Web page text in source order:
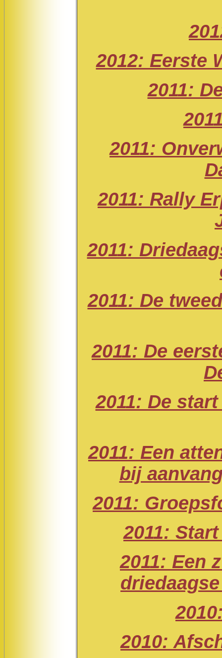
2012: Eerste
2011:
2011:
2011: Rally
2011:
2011: De
2011: De
2011: De
2011: Een
bij
2011:
2011:
2011: Een
2010: